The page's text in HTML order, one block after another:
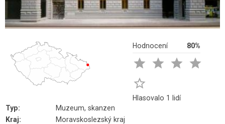
Hodnocení 80%
   

Hlasovalo 1 lidí
Typ:
Muzeum, skanzen
Kraj:
Moravskoslezský kraj